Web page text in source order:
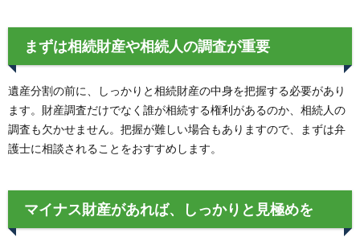
まずは相続財産や相続人の調査が重要
遺産分割の前に、しっかりと相続財産の中身を把握する必要があり
ます。財産調査だけでなく誰が相続する権利があるのか、相続人の
調査も欠かせません。把握が難しい場合もありますので、まずは弁
護士に相談されることをおすすめします。
マイナス財産があれば、しっかりと見極めを